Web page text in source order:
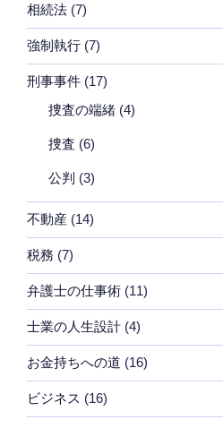
相続法 (7)
強制執行 (7)
刑事事件 (17)
捜査の端緒 (4)
捜査 (6)
公判 (3)
不動産 (14)
税務 (7)
弁護士の仕事術 (11)
士業の人生設計 (4)
お金持ちへの道 (16)
ビジネス (16)